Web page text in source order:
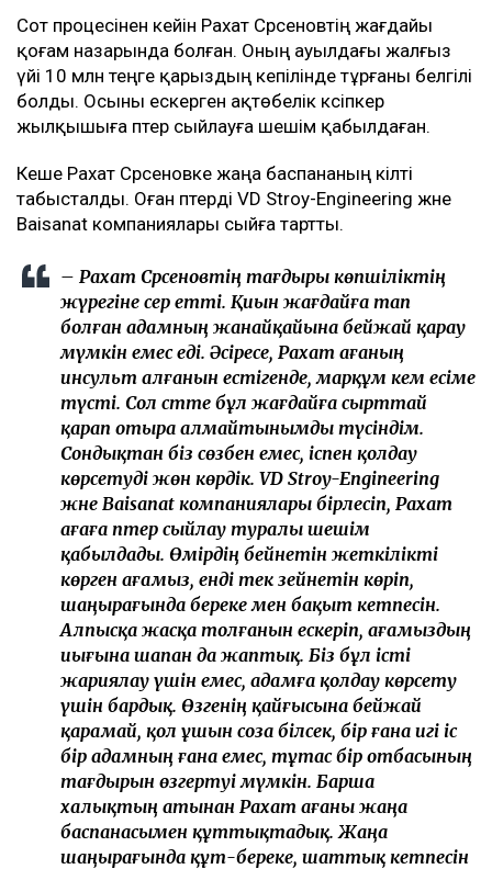
Сот процесінен кейін Рахат Сәрсеновтің жағдайы
қоғам назарында болған. Оның ауылдағы жалғыз
үйі 10 млн теңге қарыздың кепілінде тұрғаны белгілі
болды. Осыны ескерген ақтөбелік кәсіпкер
жылқышыға пәтер сыйлауға шешім қабылдаған.
Кеше Рахат Сәрсеновке жаңа баспананың кілті
табысталды. Оған пәтерді VD Stroy-Engineering және
Baisanat компаниялары сыйға тартты.
– Рахат Сәрсеновтің тағдыры көпшіліктің
жүрегіне әсер етті. Қиын жағдайға тап
болған адамның жанайқайына бейжай қарау
мүмкін емес еді. Әсіресе, Рахат ағаның
инсульт алғанын естігенде, марқұм әкем есіме
түсті. Сол сәтте бұл жағдайға сырттай
қарап отыра алмайтынымды түсіндім.
Сондықтан біз сөзбен емес, іспен қолдау
көрсетуді жөн көрдік. VD Stroy-Engineering
және Baisanat компаниялары бірлесіп, Рахат
ағаға пәтер сыйлау туралы шешім
қабылдады. Өмірдің бейнетін жеткілікті
көрген ағамыз, енді тек зейнетін көріп,
шаңырағында береке мен бақыт кетпесін.
Алпысқа жасқа толғанын ескеріп, ағамыздың
иығына шапан да жаптық. Біз бұл істі
жариялау үшін емес, адамға қолдау көрсету
үшін бардық. Өзгенің қайғысына бейжай
қарамай, қол ұшын соза білсек, бір ғана игі іс
бір адамның ғана емес, тұтас бір отбасының
тағдырын өзгертуі мүмкін. Барша
халықтың атынан Рахат ағаны жаңа
баспанасымен құттықтадық. Жаңа
шаңырағында құт-береке, шаттық кетпесін